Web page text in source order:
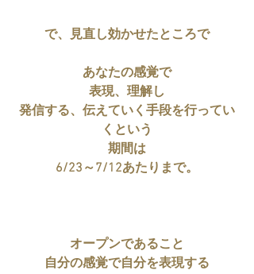
で、見直し効かせたところで
あなたの感覚で
表現、理解し
発信する、伝えていく手段を行ってい
くという
期間は
6/23～7/12あたりまで。
オープンであること
自分の感覚で自分を表現する